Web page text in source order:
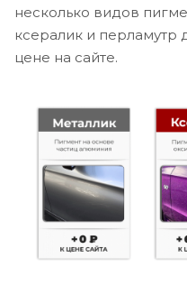
несколько видов
ксералик и перламутр
цене на сайте.